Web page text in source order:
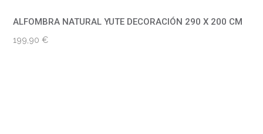
ALFOMBRA NATURAL YUTE DECORACIÓN 290 X 200 CM
199,90€